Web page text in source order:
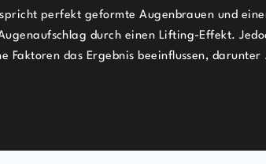
perfekt geformte Augenbrauen und
durch einen Lifting-Effekt.
Faktoren das Ergebnis beeinflussen, darunter